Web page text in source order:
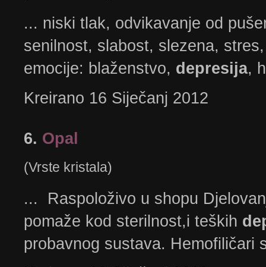
... niski tlak, odvikavanje od
senilnost, slabost, slezena,
emocije: blaženstvo, depresija,
Kreirano 16 Siječanj 2012
6. Opal
(Vrste kristala)
... Raspoloživo u shopu
pomaže kod sterilnost,i teških
probavnog sustava. Hemofiličari